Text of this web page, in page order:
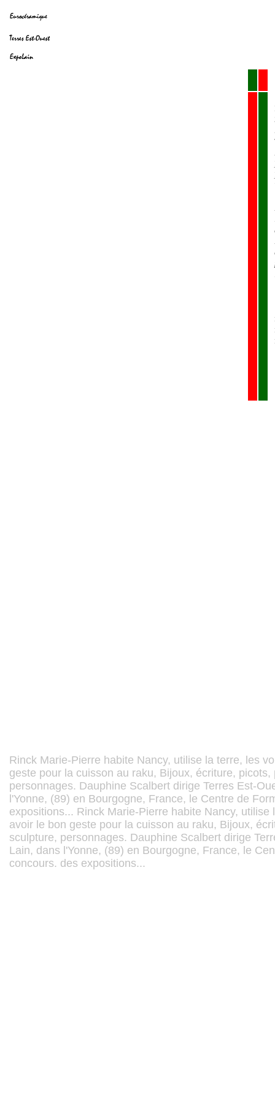
Rinck Marie-Pierre habite Nancy, utilise la terre, les
geste pour la cuisson au raku, Bijoux, écriture,
personnages. Dauphine Scalbert dirige Terres Est-
l'Yonne, (89) en Bourgogne, France, le Centre de
expositions... Rinck Marie-Pierre habite Nancy,
avoir le bon geste pour la cuisson au raku, Bijoux,
sculpture, personnages. Dauphine Scalbert dirige
Lain, dans l'Yonne, (89) en Bourgogne, France, le
concours. des expositions...